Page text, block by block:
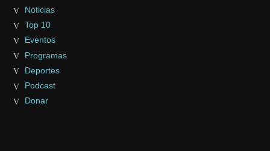
Noticias
Top 10
Eventos
Programas
Deportes
Podcast
Donar